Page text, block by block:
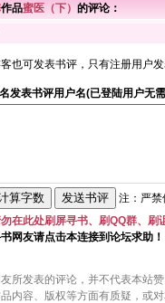
作品蜜医（下） 的评论：
也可发表书评，只有注册用户
发表书评用户名(已登陆用户无
注：严
在此处刷屏寻书、刷QQ群、刷
网友请点击本连接到论坛求助！
友所发表的评论，并不代表本站
内容、版权等方面有质疑，或